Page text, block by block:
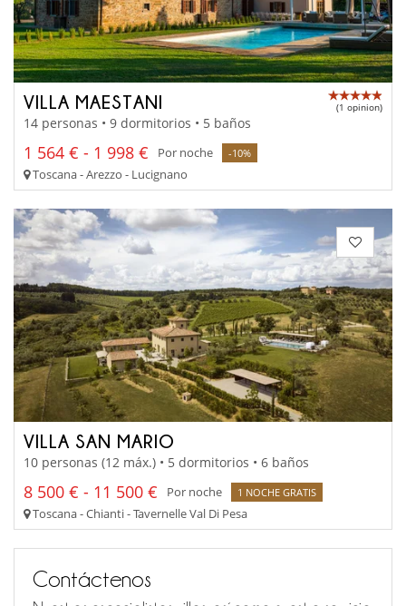
VILLA MAESTANI (1 opinion)
14 personas • 9 dormitorios • 5 baños
1 564 € - 1 998 € Por noche -10%
Toscana - Arezzo - Lucignano
VILLA SAN MARIO
10 personas (12 máx.) • 5 dormitorios • 6 baños
8 500 € - 11 500 € Por noche 1 NOCHE GRATIS
Toscana - Chianti - Tavernelle Val Di Pesa
Contáctenos